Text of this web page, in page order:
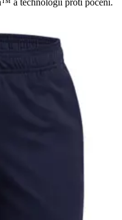
a technologií proti pocení.